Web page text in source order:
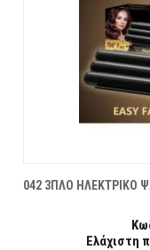
042 3ΠΛΟ ΗΛΕΚΤΡΙΚΟ
Ελάχιστη